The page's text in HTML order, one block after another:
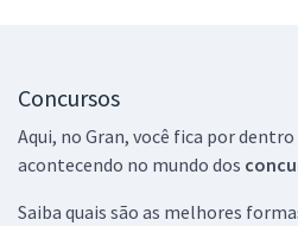
Concursos
Aqui, no Gran, você fica por
acontecendo no mundo dos
Saiba quais são as melhores